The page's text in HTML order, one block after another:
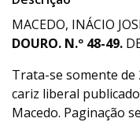
MACEDO, INÁCIO
DOURO. N.º 48-49.
Trata-se somente
cariz liberal
Macedo. Paginação